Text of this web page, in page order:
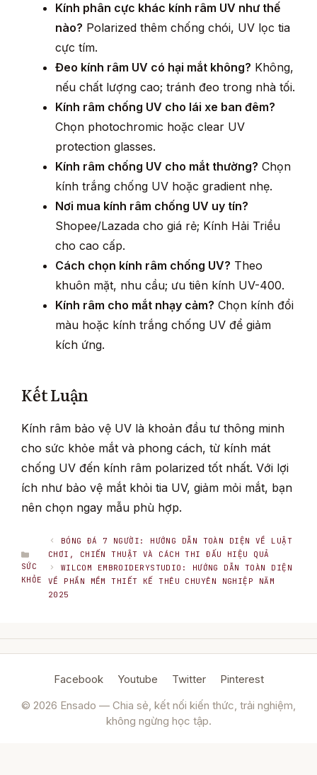
Kính phân cực khác kính râm UV như thế
nào? Polarized thêm chống chói, UV lọc tia
cực tím.
Đeo kính râm UV có hại mắt không? Không,
nếu chất lượng cao; tránh đeo trong nhà tối.
Kính râm chống UV cho lái xe ban đêm?
Chọn photochromic hoặc clear UV
protection glasses.
Kính râm chống UV cho mắt thường? Chọn
kính trắng chống UV hoặc gradient nhẹ.
Nơi mua kính râm chống UV uy tín?
Shopee/Lazada cho giá rẻ; Kính Hải Triều
cho cao cấp.
Cách chọn kính râm chống UV? Theo
khuôn mặt, nhu cầu; ưu tiên kính UV-400.
Kính râm cho mắt nhạy cảm? Chọn kính đổi
màu hoặc kính trắng chống UV để giảm
kích ứng.
Kết Luận
Kính râm bảo vệ UV là khoản đầu tư thông minh
cho sức khỏe mắt và phong cách, từ kính mát
chống UV đến kính râm polarized tốt nhất. Với lợi
ích như bảo vệ mắt khỏi tia UV, giảm mỏi mắt, bạn
nên chọn ngay mẫu phù hợp.
DANH
MỤC
SỨC
KHỎE
BÓNG ĐÁ 7 NGƯỜI: HƯỚNG DẪN TOÀN DIỆN VỀ LUẬT
CHƠI, CHIẾN THUẬT VÀ CÁCH THI ĐẤU HIỆU QUẢ
WILCOM EMBROIDERYSTUDIO: HƯỚNG DẪN TOÀN DIỆN
VỀ PHẦN MỀM THIẾT KẾ THÊU CHUYÊN NGHIỆP NĂM
2025
Facebook Youtube Twitter
Pinterest
© 2026 Ensado — Chia sẻ, kết nối kiến thức, trải nghiệm,
không ngừng học tập.